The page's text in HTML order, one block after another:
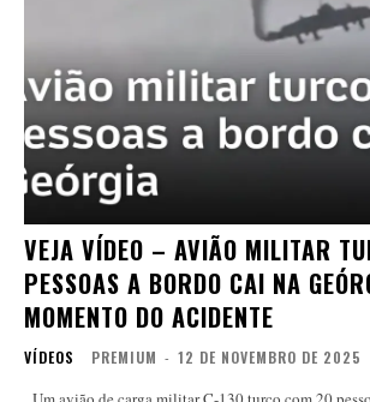
VEJA VÍDEO – AVIÃO MILITAR
PESSOAS A BORDO CAI NA
MOMENTO DO ACIDENTE
VÍDEOS PREMIUM - 12 DE NOVEMBRO DE 2025